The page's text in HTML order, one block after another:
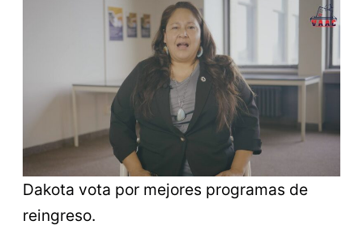
Dakota vota por mejores programas de
reingreso.